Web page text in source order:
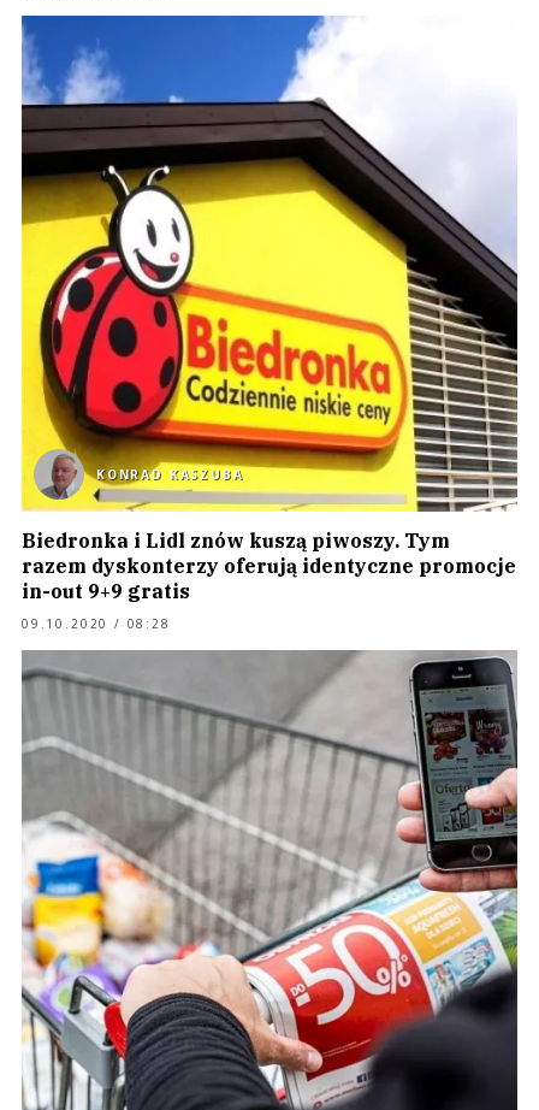
KONRAD KASZUBA
Biedronka i Lidl znów kuszą piwoszy. Tym
razem dyskonterzy oferują identyczne promocje
in-out 9+9 gratis
09.10.2020 / 08:28